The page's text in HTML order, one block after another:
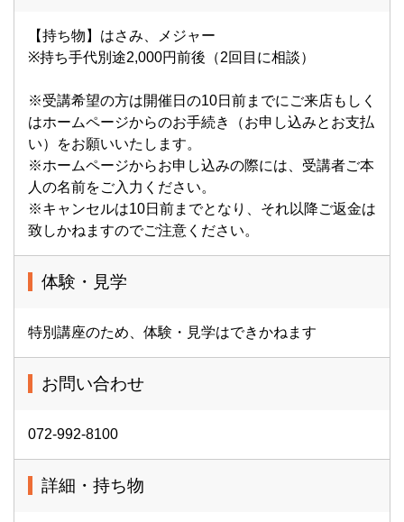
【持ち物】はさみ、メジャー
※持ち手代別途2,000円前後（2回目に相談）
※受講希望の方は開催日の10日前までにご来店もしく
はホームページからのお手続き（お申し込みとお支払
い）をお願いいたします。
※ホームページからお申し込みの際には、受講者ご本
人の名前をご入力ください。
※キャンセルは10日前までとなり、それ以降ご返金は
致しかねますのでご注意ください。
体験・見学
特別講座のため、体験・見学はできかねます
お問い合わせ
072-992-8100
詳細・持ち物